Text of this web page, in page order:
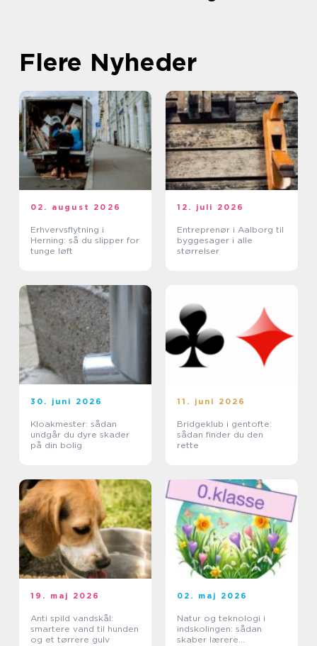
Flere Nyheder
02. august 2026
Erhvervsflytning i
Herning: så du slipper for
tunge løft
12. juli 2026
Entreprenør i Aalborg til
byggesager i alle
størrelser
30. juni 2026
Kloakmester: sådan
undgår du dyre skader
på din bolig
11. juni 2026
Bridgeklub i gentofte:
sådan finder du den
rette
19. maj 2026
Anti spild vandskål:
smartere vand til hunden
og et tørrere gulv
02. maj 2026
Natur og teknologi i
indskolingen: sådan
skaber lærere